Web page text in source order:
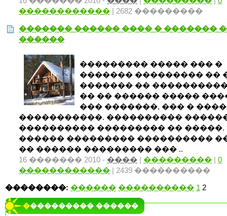
������������ | 2682 ���������
������� ������ ���� � �������
������
��������� ����� ��� �
������� ��������� ��
������� �� ����������
�� �� ������ �����
��� �������, ��� �
�����������. ����������
���������� ��������� �� �����.
������ ��������� ����������
�� ������ ��������� ��� ..
16 ������� 2010 - ���� | ��������� | 0
������������ | 2439 ����������
��������: ������ ���������� 1 2
���������� ������